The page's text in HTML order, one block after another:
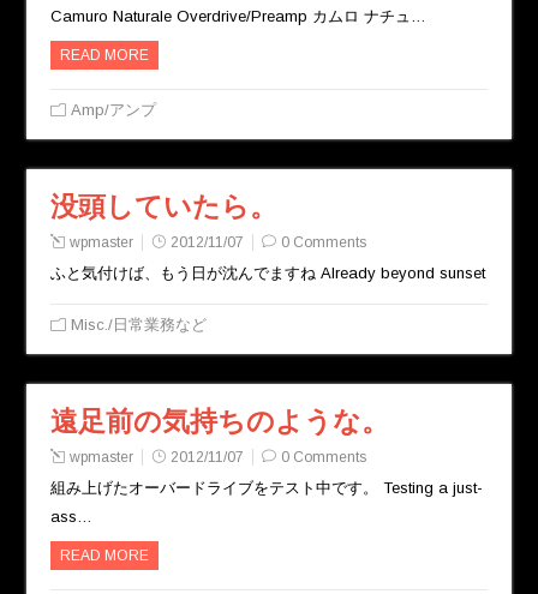
Camuro Naturale Overdrive/Preamp カムロ ナチュ…
READ MORE
Amp/アンプ
没頭していたら。
wpmaster 2012/11/07 0 Comments
ふと気付けば、もう日が沈んでますね Already beyond sunset
Misc./日常業務など
遠足前の気持ちのような。
wpmaster 2012/11/07 0 Comments
組み上げたオーバードライブをテスト中です。 Testing a just-
ass…
READ MORE